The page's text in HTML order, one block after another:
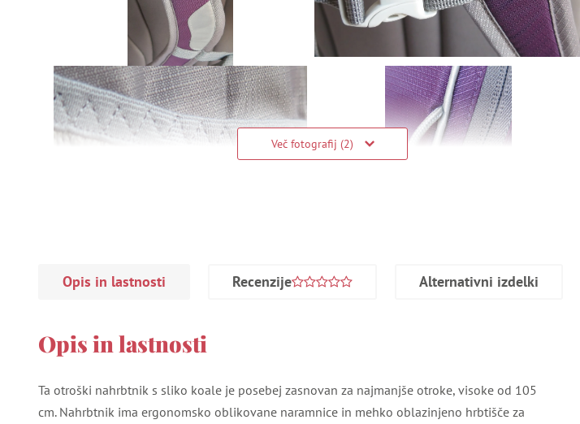
Več fotografij (2)
Opis in lastnosti Recenzije Alternativni izdelki
Opis in lastnosti
Ta otroški nahrbtnik s sliko koale je posebej zasnovan za najmanjše otroke, visoke od 105
cm. Nahrbtnik ima ergonomsko oblikovane naramnice in mehko oblazinjeno hrbtišče za